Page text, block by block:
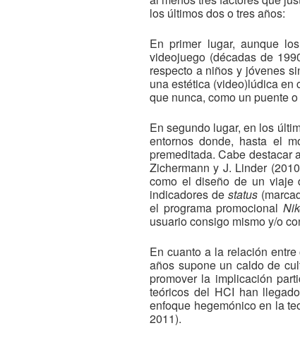
los últimos dos o tres años:
En primer lugar, aunque
videojuego (décadas de
respecto a niños y jóvenes
una estética (video)lúdica en
que nunca, como un puente
En segundo lugar, en los
entornos donde, hasta el
premeditada. Cabe destacar
Zichermann y J. Linder
como el diseño de un viaje
indicadores de status
el programa promocional
usuario consigo mismo y/o
En cuanto a la relación
años supone un caldo de
promover la implicación
teóricos del HCI han
enfoque hegemónico en la
2011).